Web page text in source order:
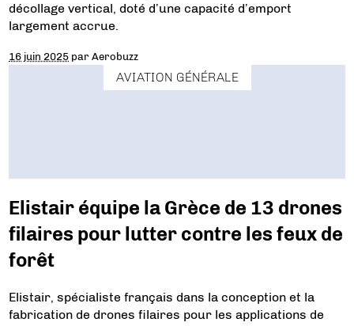
décollage vertical, doté d’une capacité d’emport
largement accrue.
16 juin 2025 parAerobuzz
AVIATION GÉNÉRALE
Elistair équipe la Grèce de 13 drones
filaires pour lutter contre les feux de
forêt
Elistair, spécialiste français dans la conception et la
fabrication de drones filaires pour les applications de